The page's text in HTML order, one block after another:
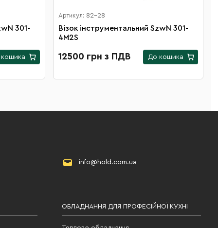
301-
Артикул: 82-28
Візок інструментальний SzwN 301-
4M2S
12500 грн з ПДВ До кошика
info@hold.com.ua
ОБЛАДНАННЯ ДЛЯ ПРОФЕСІЙНОЇ КУХНІ